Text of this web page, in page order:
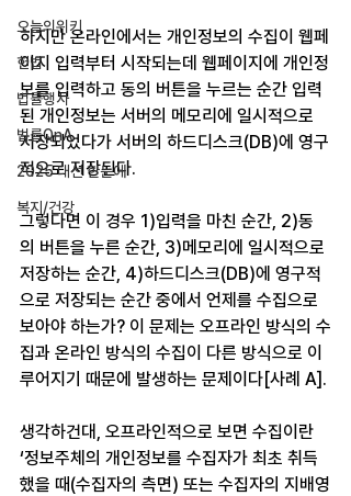
오늘의위키
헌법
법률행사
법률QnA
2025 대선 한눈에
복지/건강
하지만 온라인에서는 개인정보의 수집이 웹페
이지 입력부터 시작되는데 웹페이지에 개인정
보를 입력하고 동의 버튼을 누르는 순간 입력
된 개인정보는 서버의 메모리에 일시적으로
저장되었다가 서버의 하드디스크(DB)에 영구
적으로 저장된다.
그렇다면 이 경우 1)입력을 마친 순간, 2)동
의 버튼을 누른 순간, 3)메모리에 일시적으로
저장하는 순간, 4)하드디스크(DB)에 영구적
으로 저장되는 순간 중에서 언제를 수집으로
보아야 하는가? 이 문제는 오프라인 방식의 수
집과 온라인 방식의 수집이 다른 방식으로 이
루어지기 때문에 발생하는 문제이다[사례 A].
생각하건대, 오프라인적으로 보면 수집이란
‘정보주체의 개인정보를 수집자가 최초 취득
했을 때(수집자의 측면) 또는 수집자의 지배영